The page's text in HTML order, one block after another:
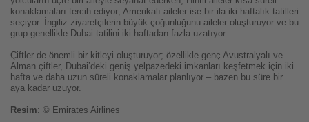
konaklamaları tercih ediyor; Amerikalı aileler ise bir ila iki haftalık tatilleri
seçiyor. İngiliz ziyaretçilerin büyük çoğunluğunu aileler oluşturuyor ve bu
grup genellikle Dubai tatilini iki haftadan fazla uzatıyor.
Çiftler de önemli bir kitleyi oluşturuyor; özellikle genç Avustralyalı ve
Alman çiftler, Dubai’deki geniş yelpazedeki imkanları keşfetmek için iki
hafta ve daha uzun süreli konaklamalar planlıyor – bazen bu süre bir
aya kadar uzuyor.
Resim: © Emirates Airlines